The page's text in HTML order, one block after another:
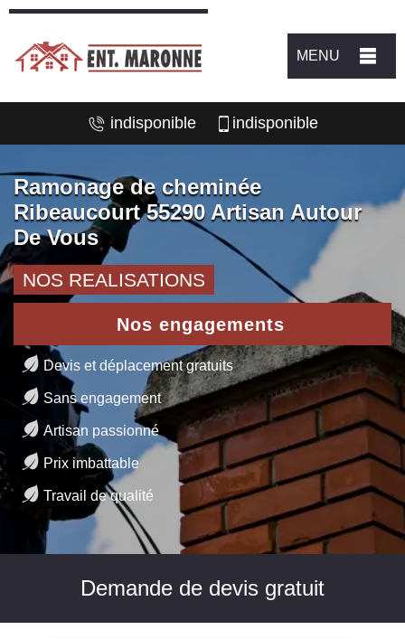
MENU
indisponible indisponible
Ramonage de cheminée
Ribeaucourt 55290 Artisan Autour
De Vous
NOS REALISATIONS
Nos engagements
Devis et déplacement gratuits
Sans engagement
Artisan passionné
Prix imbattable
Travail de qualité
Demande de devis gratuit